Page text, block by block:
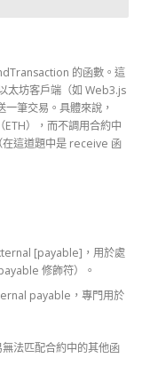
的函數。這
太坊客戶端（如 Web3.js
筆交易。具體來說，
），而不調用合約中
在這道題中是 receive 函
[payable]，用於處
修飾符）。
payable，專門用於
法匹配合約中的其他函